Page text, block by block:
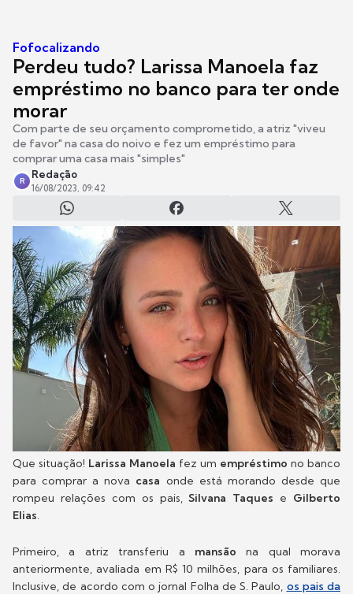
Fofocalizando
Perdeu tudo? Larissa Manoela faz
empréstimo no banco para ter onde
morar
Com parte de seu orçamento comprometido, a atriz "viveu
de favor" na casa do noivo e fez um empréstimo para
comprar uma casa mais "simples"
R
Redação
16/08/2023, 09:42
Que situação! Larissa Manoela fez um empréstimo no banco
para comprar a nova casa onde está morando desde que
rompeu relações com os pais,Silvana Taques e Gilberto
Elias.
Primeiro, a atriz transferiu a mansão na qual morava
anteriormente, avaliada em R$ 10 milhões, para os familiares.
Inclusive, de acordo com o jornal Folha de S. Paulo, os pais da